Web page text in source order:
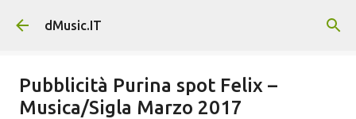
Passa ai contenuti principali
dMusic.IT
Pubblicità Purina spot Felix –
Musica/Sigla Marzo 2017